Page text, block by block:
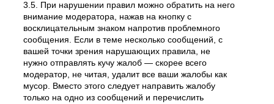
3.5. При нарушении правил можно обратить на него
внимание модератора, нажав на кнопку с
восклицательным знаком напротив проблемного
сообщения. Если в теме несколько сообщений, с
вашей точки зрения нарушающих правила, не
нужно отправлять кучу жалоб — скорее всего
модератор, не читая, удалит все ваши жалобы как
мусор. Вместо этого следует направить жалобу
только на одно из сообщений и перечислить